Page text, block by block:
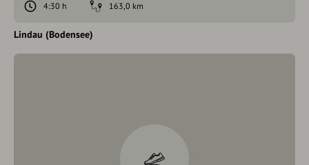
4:30 h
163,0 km
Lindau (Bodensee)